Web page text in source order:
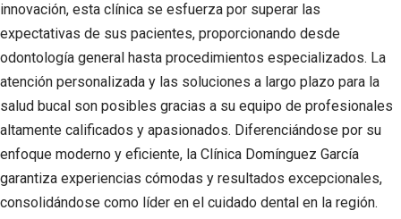
innovación, esta clínica se esfuerza por superar las
expectativas de sus pacientes, proporcionando desde
odontología general hasta procedimientos especializados. La
atención personalizada y las soluciones a largo plazo para la
salud bucal son posibles gracias a su equipo de profesionales
altamente calificados y apasionados. Diferenciándose por su
enfoque moderno y eficiente, la Clínica Domínguez García
garantiza experiencias cómodas y resultados excepcionales,
consolidándose como líder en el cuidado dental en la región.